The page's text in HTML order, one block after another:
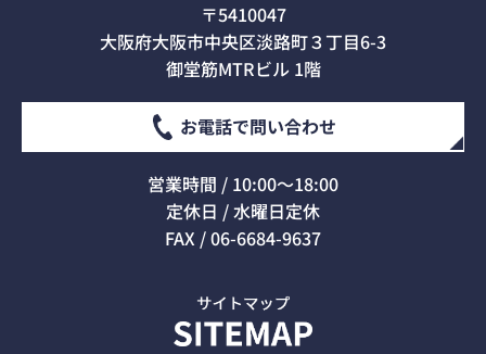
〒5410047
大阪府大阪市中央区淡路町３丁目6-3
御堂筋MTRビル 1階
お電話で問い合わせ
営業時間 / 10:00～18:00
定休日 / 水曜日定休
FAX / 06-6684-9637